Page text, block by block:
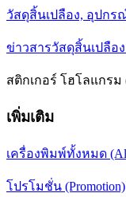
วัสดุสิ้นเปลือง, อุปกรณ์
ข่าวสารวัสดุสิ้นเปลือง
สติกเกอร์ โฮโลแกรม
เพิ่มเติม
เครื่องพิมพ์ทั้งหมด (All
โปรโมชั่น (Promotion)